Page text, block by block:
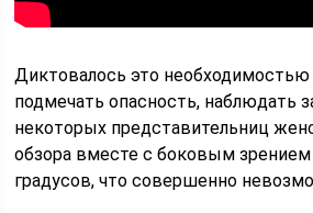
Диктовалось это
подмечать опасность, наблюдать
некоторых представительниц
обзора вместе с боковым зрением
градусов, что совершенно